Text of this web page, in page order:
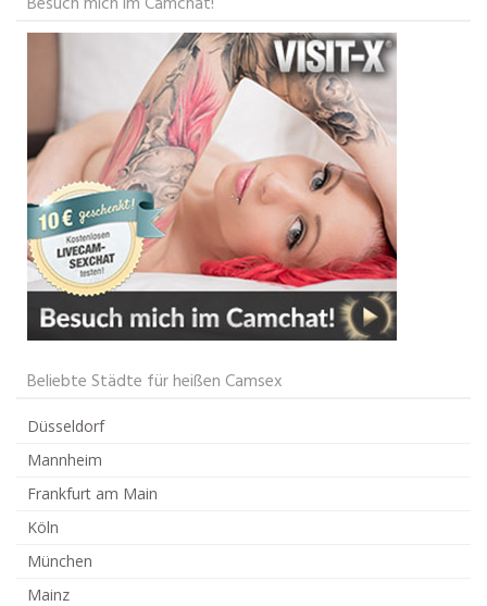
Beliebte Städte für heißen Camsex
Düsseldorf
Mannheim
Frankfurt am Main
Köln
München
Mainz